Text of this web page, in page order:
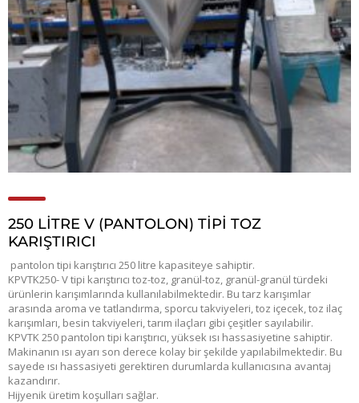
250 LITRE V (PANTOLON) TIPI TOZ
KARIŞTIRICI
pantolon tipi karıştırıcı 250 litre kapasiteye sahiptir.
KPVTK250- V tipi karıştırıcı toz-toz, granül-toz, granül-granül türdeki
ürünlerin karışımlarında kullanılabilmektedir. Bu tarz karışımlar
arasında aroma ve tatlandırma, sporcu takviyeleri, toz içecek, toz ilaç
karışımları, besin takviyeleri, tarım ilaçları gibi çeşitler sayılabilir.
KPVTK 250 pantolon tipi karıştırıcı, yüksek ısı hassasiyetine sahiptir.
Makinanın ısı ayarı son derece kolay bir şekilde yapılabilmektedir. Bu
sayede ısı hassasiyeti gerektiren durumlarda kullanıcısına avantaj
kazandırır.
Hijyenik üretim koşulları sağlar.